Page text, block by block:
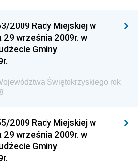
Ministra Spraw Zagranicznych
Centralnego Biura
Urzędu Patentowego
Generalnej Dyrekcji Dróg
Ministra Środowiska
2009 Rady Miejskiej w
września 2009r. w
Gminy
Świętokrzyskiego rok
2009 Rady Miejskiej w
września 2009r. w
Gminy